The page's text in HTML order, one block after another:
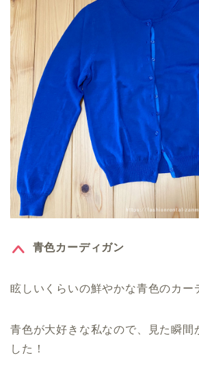
青色カーディガン
眩しいくらいの鮮やかな青色のカー
青色が大好きな私なので、見た瞬間
した！